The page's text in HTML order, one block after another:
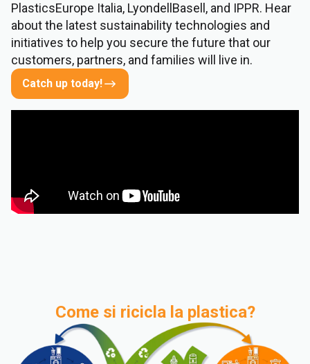
PlasticsEurope Italia, LyondellBasell, and IPPR. Hear
about the latest sustainability technologies and
initiatives to help you secure the future that our
customers, partners, and families will live in.
Catch up today!
Come si ricicla la plastica?